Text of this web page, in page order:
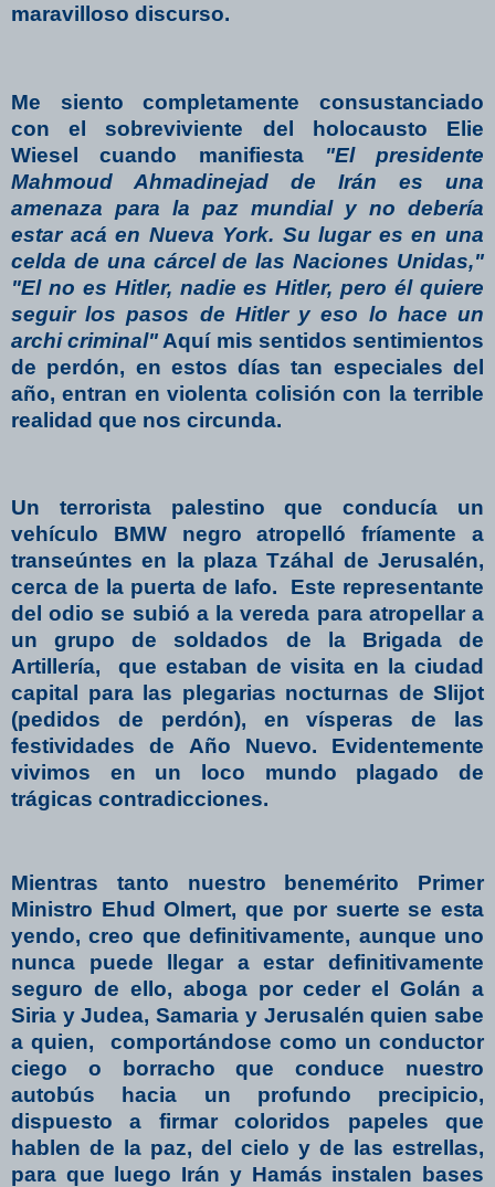
maravilloso discurso.
Me siento completamente consustanciado
con el sobreviviente del holocausto Elie
Wiesel cuando manifiesta
"El presidente
Mahmoud Ahmadinejad de Irán es una
amenaza para la paz mundial y no debería
estar acá en Nueva York. Su lugar es en una
celda de una cárcel de las Naciones Unidas,"
"El no es Hitler, nadie es Hitler, pero él quiere
seguir los pasos de Hitler y eso lo hace un
archi criminal" Aquí mis sentidos sentimientos
de perdón, en estos días tan especiales del
año, entran en violenta colisión con la terrible
realidad que nos circunda.
Un terrorista palestino que conducía un
vehículo BMW negro atropelló fríamente a
transeúntes en la plaza Tzáhal de Jerusalén,
cerca de la puerta de Iafo.
Este representante
del odio se subió a la vereda para atropellar a
un grupo de soldados de la Brigada de
Artillería,
que estaban de visita en la ciudad
capital para las plegarias nocturnas de Slijot
(pedidos de perdón), en vísperas de las
festividades de Año Nuevo. Evidentemente
vivimos en un loco mundo plagado de
trágicas contradicciones.
Mientras tanto nuestro benemérito Primer
Ministro Ehud Olmert, que por suerte se esta
yendo, creo que definitivamente, aunque uno
nunca puede llegar a estar definitivamente
seguro de ello, aboga por ceder el Golán a
Siria y Judea, Samaria y Jerusalén quien sabe
a quien,
comportándose como un conductor
ciego o borracho que conduce nuestro
autobús hacia un profundo precipicio,
dispuesto a firmar coloridos papeles que
hablen de la paz, del cielo y de las estrellas,
para que luego Irán y Hamás instalen bases